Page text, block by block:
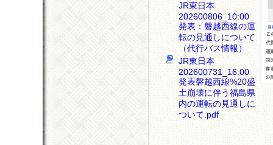
JR東日本
202600806_10:00
発表：磐越西線の運
転の見通しについて
（代行バス情報）
JR東日本
202600731_16:00
発表磐越西線%20盛
土崩壊に伴う福島県
内の運転の見通しに
ついて.pdf